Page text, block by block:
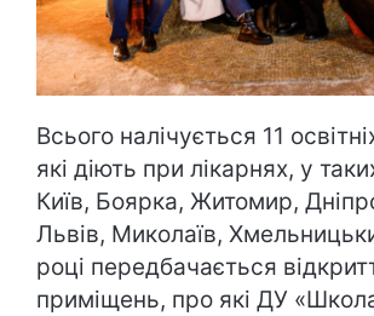
Всього налічується 11
які діють при лікарнях, у
Київ, Боярка, Житомир,
Львів, Миколаїв,
році передбачається
приміщень, про які ДУ